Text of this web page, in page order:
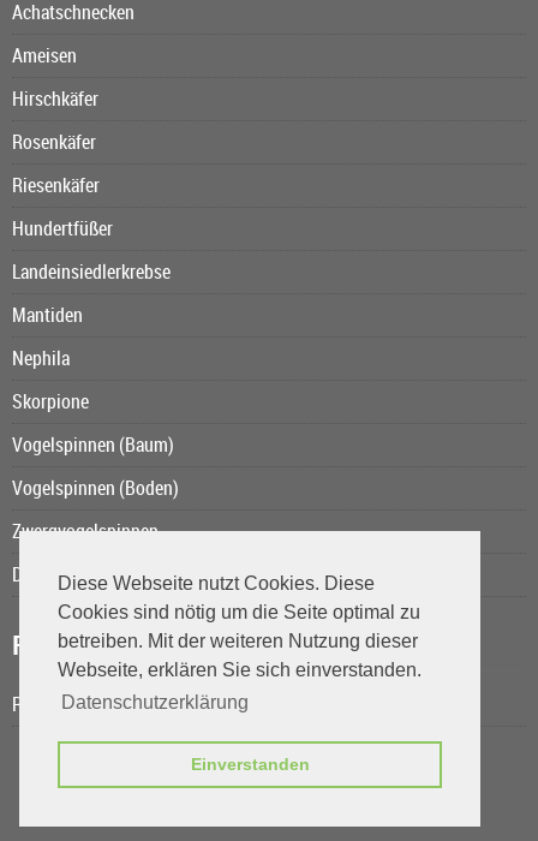
Diese Webseite nutzt Cookies. Diese
Cookies sind nötig um die Seite optimal zu
betreiben. Mit der weiteren Nutzung dieser
Webseite, erklären Sie sich einverstanden.
Datenschutzerklärung
Einverstanden
Achatschnecken
Ameisen
Hirschkäfer
Rosenkäfer
Riesenkäfer
Hundertfüßer
Landeinsiedlerkrebse
Mantiden
Nephila
Skorpione
Vogelspinnen (Baum)
Vogelspinnen (Boden)
Zwergvogelspinnen
Das Kurzschwanzopossum
Reiseberichte
Rolands Reisen
ThePetFactory.de © 2026 | Template © 2009-2026 bymodified eCommerce Shopsoftware